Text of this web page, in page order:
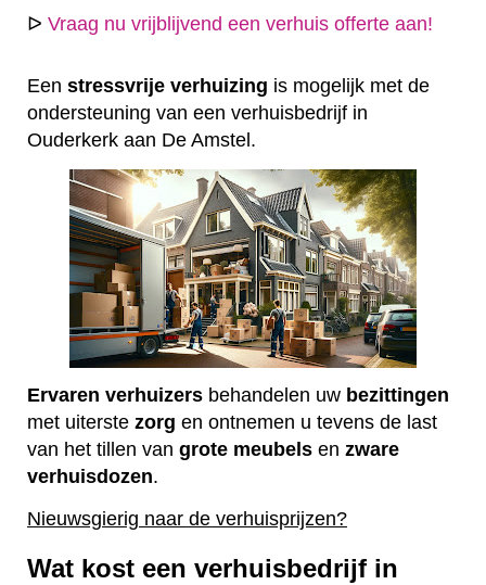
ᐅ Vraag nu vrijblijvend een verhuis offerte aan!
Een stressvrije verhuizing is mogelijk met de
ondersteuning van een verhuisbedrijf in
Ouderkerk aan De Amstel.
Ervaren verhuizers behandelen uw bezittingen
met uiterste zorg en ontnemen u tevens de last
van het tillen van grote meubels en zware
verhuisdozen.
Nieuwsgierig naar de verhuisprijzen?
Wat kost een verhuisbedrijf in